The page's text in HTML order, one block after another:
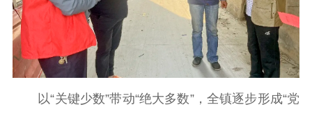
以“关键少数”带动“绝大多数”，全镇逐步形成“党